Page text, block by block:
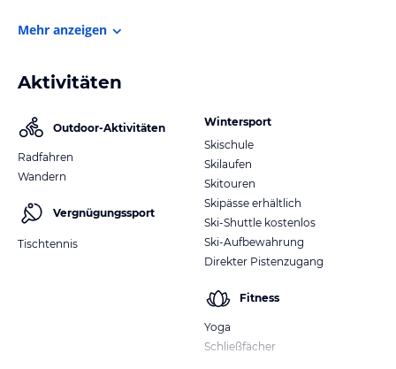
Mehr anzeigen
Aktivitäten
Outdoor-Aktivitäten
Radfahren
Wandern
Vergnügungssport
Tischtennis
Wintersport
Skischule
Skilaufen
Skitouren
Skipässe erhältlich
Ski-Shuttle kostenlos
Ski-Aufbewahrung
Direkter Pistenzugang
Fitness
Yoga
Schließfächer